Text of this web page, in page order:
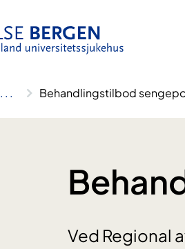
.. . Behandlingstilbod
Ved Regional